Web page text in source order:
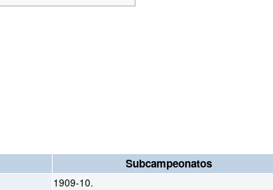
Subcampeonatos
1909-10.